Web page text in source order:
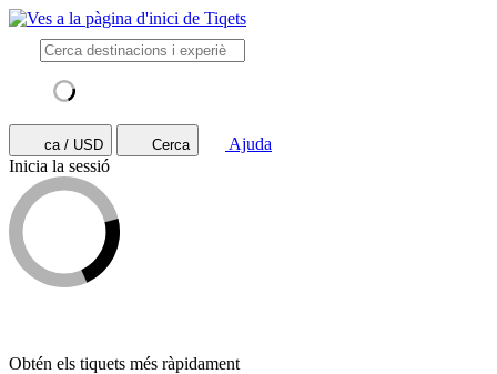
ca / USD Cerca
Ajuda
Inicia la sessió
Obtén els tiquets més ràpidament